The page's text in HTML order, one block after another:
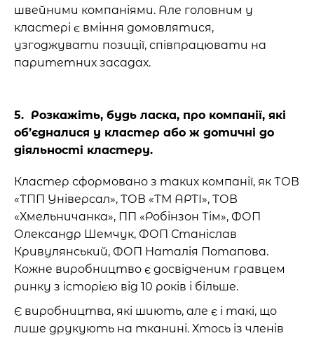
швейними компаніями. Але головним у
кластері є вміння домовлятися,
узгоджувати позиції, співпрацювати на
паритетних засадах.
5. Розкажіть, будь ласка, про компанії, які
об’єдналися у кластер або ж дотичні до
діяльності кластеру.
Кластер сформовано з таких компанії, як ТОВ
«ТПП Універсал», ТОВ «ТМ АРТІ», ТОВ
«Хмельничанка», ПП «Робінзон Тім», ФОП
Олександр Шемчук, ФОП Станіслав
Кривулянський, ФОП Наталія Потапова.
Кожне виробництво є досвідченим гравцем
ринку з історією від 10 років і більше.
Є виробництва, які шиють, але є і такі, що
лише друкують на тканині. Хтось із членів